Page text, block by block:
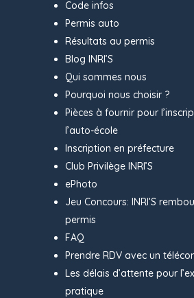
Code infos
Permis auto
Résultats au permis
Blog INRI’S
Qui sommes nous
Pourquoi nous choisir ?
Pièces à fournir pour
l’auto-école
Inscription en préfecture
Club Privilège INRI’S
ePhoto
Jeu Concours: INRI’S
permis
FAQ
Prendre RDV avec un
Les délais d’attente pour
pratique